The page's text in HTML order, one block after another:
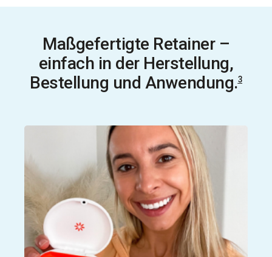
Maßgefertigte Retainer –
einfach in der Herstellung,
Bestellung und Anwendung.3